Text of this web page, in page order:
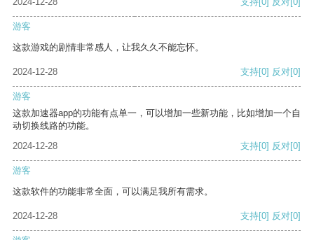
游客
这款游戏的剧情非常感人，让我久久不能忘怀。
2024-12-28 支持[0] 反对[0]
游客
这款加速器app的功能有点单一，可以增加一些新功能，比如增加一个自
动切换线路的功能。
2024-12-28
支持[0] 反对[0]
游客
这款软件的功能非常全面，可以满足我所有需求。
2024-12-28 支持[0] 反对[0]